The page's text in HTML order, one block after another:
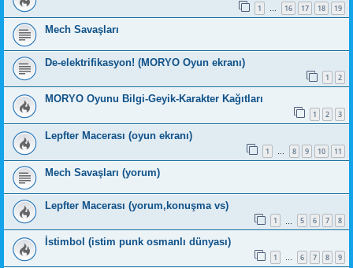
1 … 16 17 18 19
Mech Savaşları
De-elektrifikasyon! (MORYO Oyun ekranı)
1 2
MORYO Oyunu Bilgi-Geyik-Karakter Kağıtları
1 2 3
Lepfter Macerası (oyun ekranı)
1 … 8 9 10 11
Mech Savaşları (yorum)
Lepfter Macerası (yorum,konuşma vs)
1 5 6 7 8
İstimbol (istim punk osmanlı dünyası)
1 … 6 7 8 9